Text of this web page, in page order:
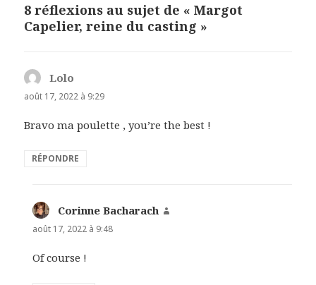
8 réflexions au sujet de « Margot
Capelier, reine du casting »
Lolo
août 17, 2022 à 9:29
Bravo ma poulette , you’re the best !
RÉPONDRE
Corinne Bacharach
août 17, 2022 à 9:48
Of course !